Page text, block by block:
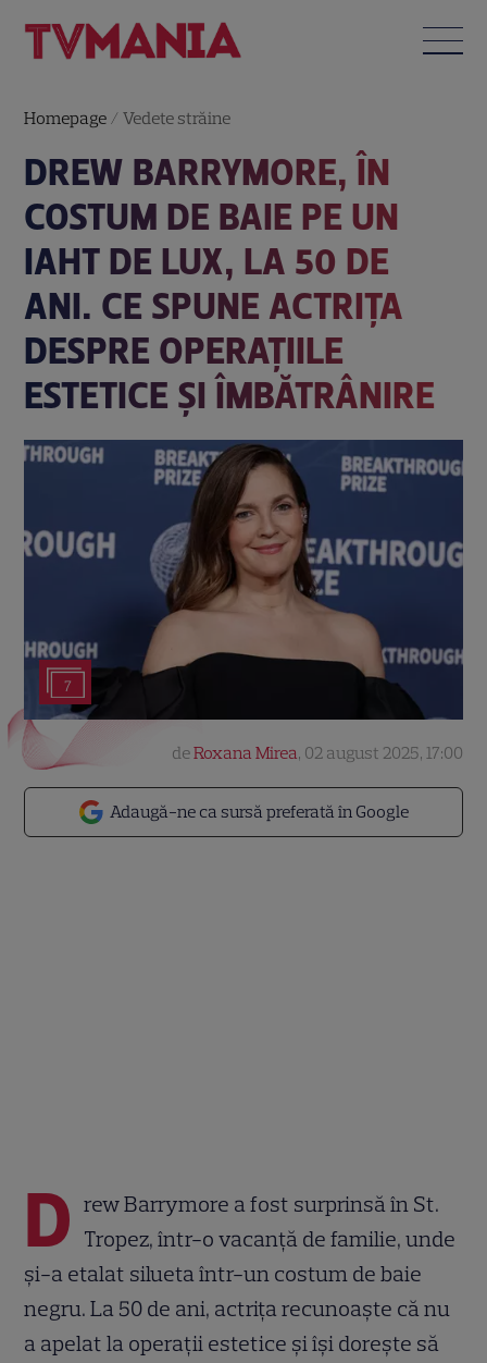
Homepage /Vedete străine
DREW BARRYMORE, ÎN
COSTUM DE BAIE PE UN
IAHT DE LUX, LA 50 DE
ANI. CE SPUNE ACTRIȚA
DESPRE OPERAȚIILE
ESTETICE ȘI ÎMBĂTRÂNIRE
7
Adaugă-ne ca sursă preferată în Google
deRoxana Mirea, 02 august 2025, 17:00
D rew Barrymore a fost surprinsă în St.
Tropez, într-o vacanță de familie, unde
și-a etalat silueta într-un costum de baie
negru. La 50 de ani, actrița recunoaște că nu
a apelat la operații estetice și își dorește să